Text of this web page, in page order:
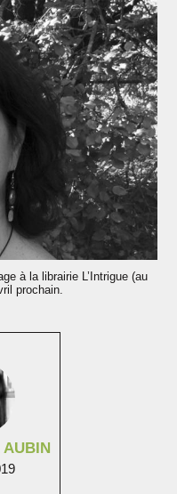
AUBIN
à la librairie L’Intrigue (au
prochain.